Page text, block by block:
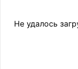
Не удалось